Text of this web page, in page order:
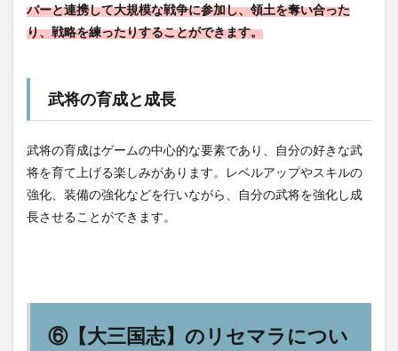
バーと連携して大規模な戦争に参加し、領土を奪い合った
り、戦略を練ったりすることができます。
武将の育成と成長
武将の育成はゲームの中心的な要素であり、自分の好きな武
将を育て上げる楽しみがあります。レベルアップやスキルの
強化、装備の強化などを行いながら、自分の武将を強化し成
長させることができます。
⑥【大三国志】のリセマラについ